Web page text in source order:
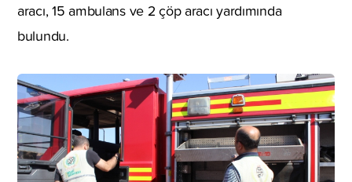
aracı, 15 ambulans ve 2 çöp aracı yardımında
bulundu.